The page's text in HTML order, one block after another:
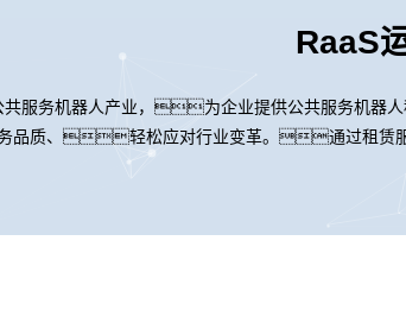
RaaS
共服务机器人产业，为企业提供公共服务机
质、轻松应对行业变革。通过租赁